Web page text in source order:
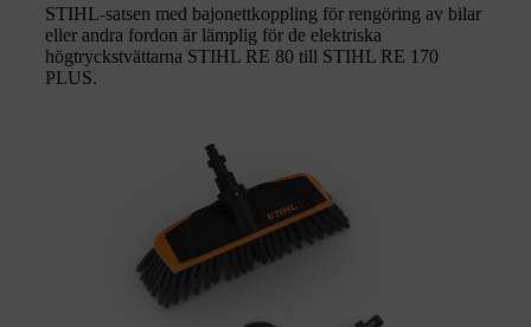
STIHL-satsen med bajonettkoppling för rengöring av bilar
eller andra fordon är lämplig för de elektriska
högtryckstvättarna STIHL RE 80 till STIHL RE 170
PLUS.